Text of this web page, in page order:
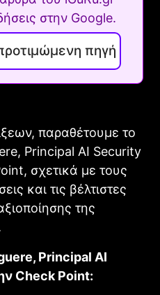
στην Google.
πηγή
παραθέτουμε το
Principal AI Security
σχετικά με τους
και τις βέλτιστες
της
Principal AI
Check Point: